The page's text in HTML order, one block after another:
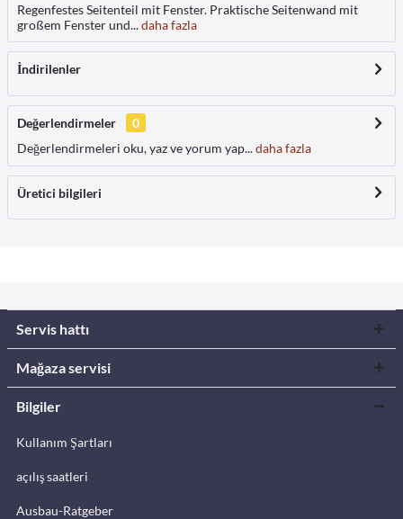
Regenfestes Seitenteil mit Fenster. Praktische Seitenwand mit
großem Fenster und...daha fazla
İndirilenler
Değerlendirmeler
0
Değerlendirmeleri oku, yaz ve yorum yap...daha fazla
Üretici bilgileri
Servis hattı
Mağaza servisi
Bilgiler
Kullanım Şartları
açılış saatleri
Ausbau-Ratgeber